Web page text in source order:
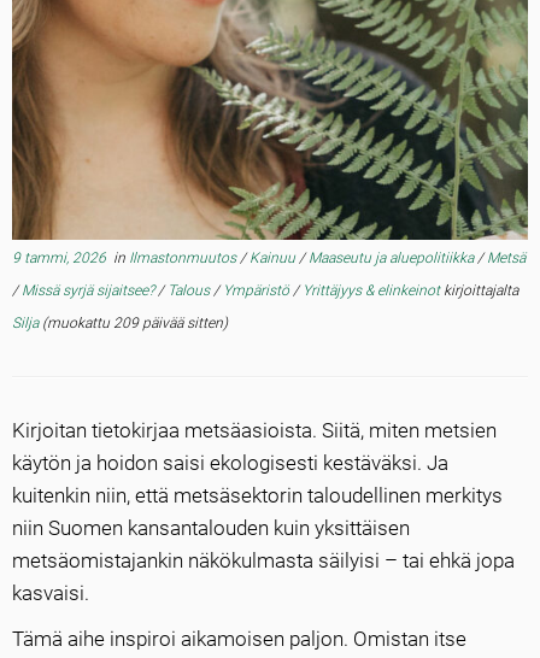
9 tammi, 2026 in Ilmastonmuutos/Kainuu /Maaseutu ja aluepolitiikka/Metsä
/Missä syrjä sijaitsee?/ Talous/ Ympäristö / Yrittäjyys & elinkeinot kirjoittajalta
Silja(muokattu 209 päivää sitten)
Kirjoitan tietokirjaa metsäasioista. Siitä, miten metsien
käytön ja hoidon saisi ekologisesti kestäväksi. Ja
kuitenkin niin, että metsäsektorin taloudellinen merkitys
niin Suomen kansantalouden kuin yksittäisen
metsäomistajankin näkökulmasta säilyisi – tai ehkä jopa
kasvaisi.
Tämä aihe inspiroi aikamoisen paljon. Omistan itse